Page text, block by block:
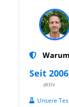
Seit 2006
aktiv
Unsere